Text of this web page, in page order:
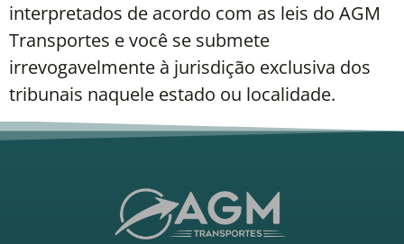
interpretados de acordo com as leis do AGM
Transportes e você se submete
irrevogavelmente à jurisdição exclusiva dos
tribunais naquele estado ou localidade.